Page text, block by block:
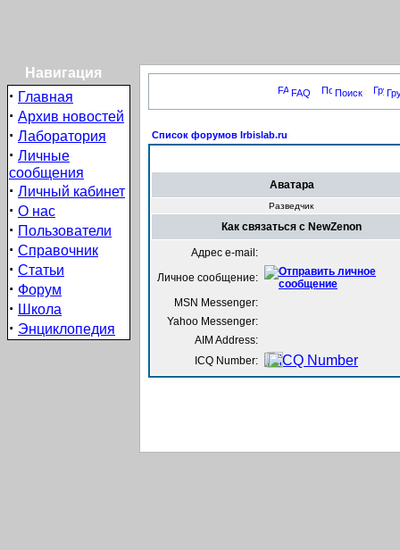
Навигация
· Главная
· Архив новостей
· Лаборатория
· Личные
сообщения
· Личный кабинет
· О нас
· Пользователи
· Справочник
· Статьи
· Форум
· Школа
· Энциклопедия
FAQ Поиск
Список форумов Irbislab.ru
Аватара
Разведчик
Как связаться с NewZenon
Адрес e-mail:
Личное сообщение:
MSN Messenger:
Yahoo Messenger:
AIM Address:
ICQ Number: